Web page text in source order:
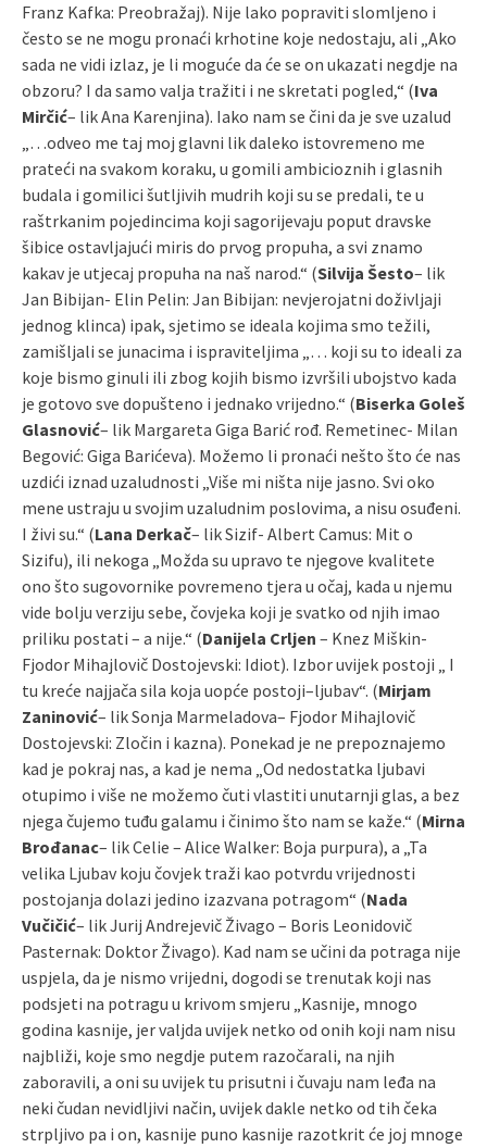
Franz Kafka: Preobražaj). Nije lako popraviti slomljeno i
često se ne mogu pronaći krhotine koje nedostaju, ali „Ako
sada ne vidi izlaz, je li moguće da će se on ukazati negdje na
obzoru? I da samo valja tražiti i ne skretati pogled,“ (Iva
Mirčić– lik Ana Karenjina). Iako nam se čini da je sve uzalud
„…odveo me taj moj glavni lik daleko istovremeno me
prateći na svakom koraku, u gomili ambicioznih i glasnih
budala i gomilici šutljivih mudrih koji su se predali, te u
raštrkanim pojedincima koji sagorijevaju poput dravske
šibice ostavljajući miris do prvog propuha, a svi znamo
kakav je utjecaj propuha na naš narod.“ (Silvija Šesto– lik
Jan Bibijan- Elin Pelin: Jan Bibijan: nevjerojatni doživljaji
jednog klinca) ipak, sjetimo se ideala kojima smo težili,
zamišljali se junacima i ispraviteljima „… koji su to ideali za
koje bismo ginuli ili zbog kojih bismo izvršili ubojstvo kada
je gotovo sve dopušteno i jednako vrijedno.“ (Biserka Goleš
Glasnović– lik Margareta Giga Barić rođ. Remetinec- Milan
Begović: Giga Barićeva). Možemo li pronaći nešto što će nas
uzdići iznad uzaludnosti „Više mi ništa nije jasno. Svi oko
mene ustraju u svojim uzaludnim poslovima, a nisu osuđeni.
I živi su.“ (Lana Derkač– lik Sizif- Albert Camus: Mit o
Sizifu), ili nekoga „Možda su upravo te njegove kvalitete
ono što sugovornike povremeno tjera u očaj, kada u njemu
vide bolju verziju sebe, čovjeka koji je svatko od njih imao
priliku postati – a nije.“ (Danijela Crljen – Knez Miškin-
Fjodor Mihajlovič Dostojevski: Idiot). Izbor uvijek postoji „ I
tu kreće najjača sila koja uopće postoji–ljubav“. (Mirjam
Zaninović– lik Sonja Marmeladova– Fjodor Mihajlovič
Dostojevski: Zločin i kazna). Ponekad je ne prepoznajemo
kad je pokraj nas, a kad je nema „Od nedostatka ljubavi
otupimo i više ne možemo čuti vlastiti unutarnji glas, a bez
njega čujemo tuđu galamu i činimo što nam se kaže.“ (Mirna
Brođanac– lik Celie – Alice Walker: Boja purpura), a „Ta
velika Ljubav koju čovjek traži kao potvrdu vrijednosti
postojanja dolazi jedino izazvana potragom“ (Nada
Vučičić– lik Jurij Andrejevič Živago – Boris Leonidovič
Pasternak: Doktor Živago). Kad nam se učini da potraga nije
uspjela, da je nismo vrijedni, dogodi se trenutak koji nas
podsjeti na potragu u krivom smjeru „Kasnije, mnogo
godina kasnije, jer valjda uvijek netko od onih koji nam nisu
najbliži, koje smo negdje putem razočarali, na njih
zaboravili, a oni su uvijek tu prisutni i čuvaju nam leđa na
neki čudan nevidljivi način, uvijek dakle netko od tih čeka
strpljivo pa i on, kasnije puno kasnije razotkrit će joj mnoge